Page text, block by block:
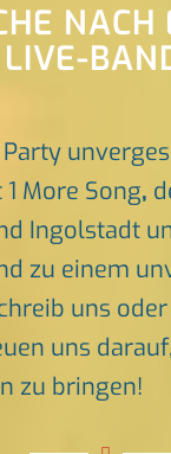
NACH
More Song,
Ingolstadt
zu einem
uns
uns
zu bringen!